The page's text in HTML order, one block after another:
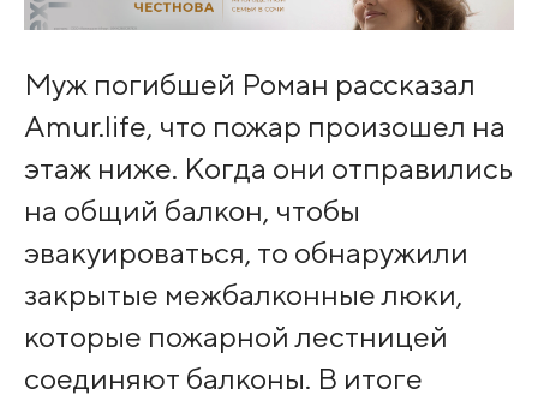
Муж погибшей Роман рассказал
Amur.life, что пожар произошел на
этаж ниже. Когда они отправились
на общий балкон, чтобы
эвакуироваться, то обнаружили
закрытые межбалконные люки,
которые пожарной лестницей
соединяют балконы. В итоге